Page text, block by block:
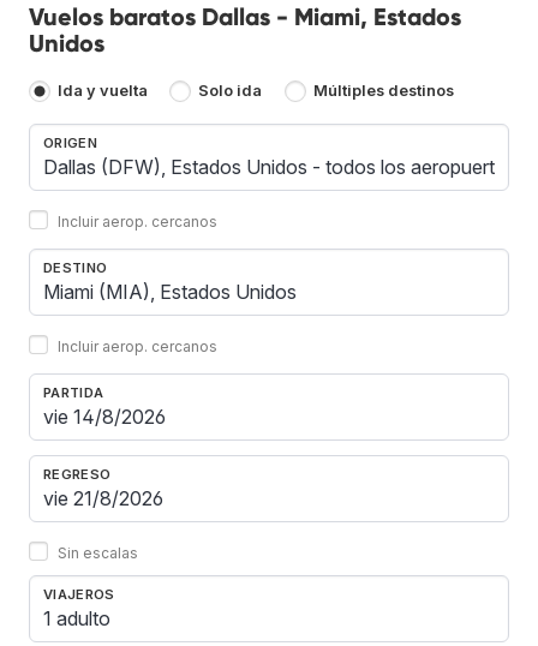
Vuelos baratos Dallas - Miami, Estados
Unidos
Ida y vuelta Solo ida Múltiples destinos
ORIGEN
Incluir aerop. cercanos
DESTINO
Incluir aerop. cercanos
PARTIDA
REGRESO
Sin escalas
VIAJEROS
1 adulto